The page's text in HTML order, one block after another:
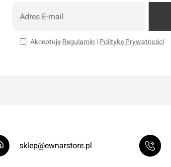
Akceptuję Regulamin i Politykę Prywatności
sklep@ewnarstore.pl